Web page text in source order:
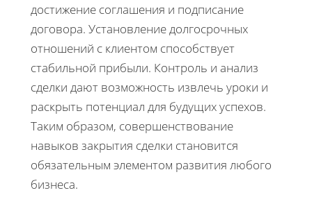
достижение соглашения и подписание
договора. Установление долгосрочных
отношений с клиентом способствует
стабильной прибыли. Контроль и анализ
сделки дают возможность извлечь уроки и
раскрыть потенциал для будущих успехов.
Таким образом, совершенствование
навыков закрытия сделки становится
обязательным элементом развития любого
бизнеса.